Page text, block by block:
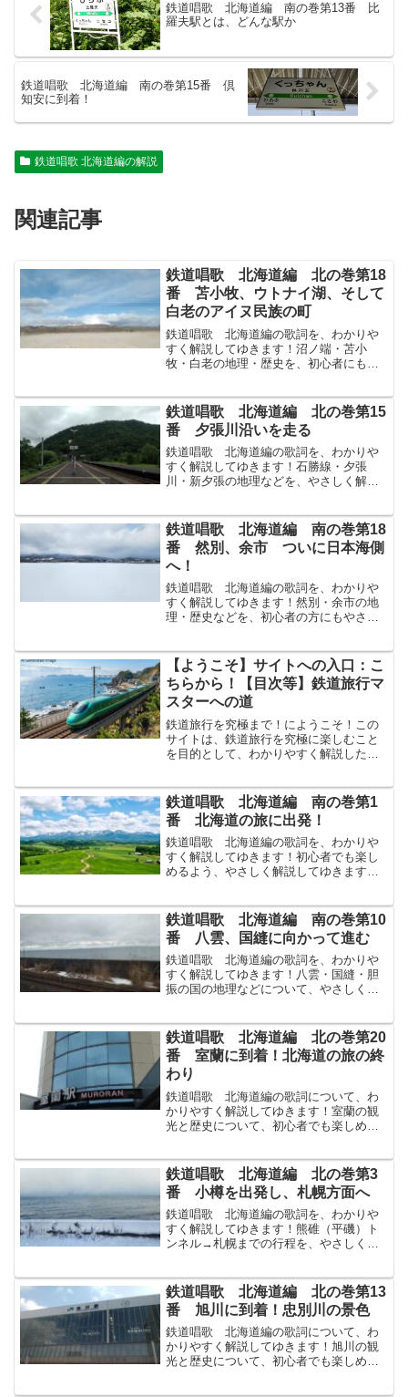
鉄道唱歌 北海道編 南の巻第13番 比
羅夫駅とは、どんな駅か
鉄道唱歌 北海道編 南の巻第15番 倶
知安に到着！
鉄道唱歌 北海道編の解説
関連記事
鉄道唱歌 北海道編 北の巻第18
番 苫小牧、ウトナイ湖、そして
白老のアイヌ民族の町
鉄道唱歌 北海道編の歌詞を、わかりや
すく解説してゆきます！沼ノ端・苫小
牧・白老の地理・歴史を、初心者にもや
た鰯いわしの取とるゝ苫小牧とまこまい
降ふり積つむ雪ゆきの白老...
鉄道唱歌 北海道編 北の巻第15
番 夕張川沿いを走る
鉄道唱歌 北海道編の歌詞を、わかりや
すく解説してゆきます！石勝線・夕張
川・新夕張の地理などを、やさしく解説
うばりがわの夕ゆうげしき名所めいしょ
は河端かわばた瀧たきの上...
鉄道唱歌 北海道編 南の巻第18
番 然別、余市 ついに日本海側
へ！
鉄道唱歌 北海道編の歌詞を、わかりや
すく解説してゆきます！然別・余市の地
理・歴史などを、初心者の方にもやさし
林檎りんごの實みのる餘市よいち村むら
夕風ゆうかぜさむく秋あ...
【ようこそ】サイトへの入口：こ
ちらから！【目次等】鉄道旅行マ
スターへの道
鉄道旅行を究極まで！にようこそ！この
サイトは、鉄道旅行を究極に楽しむこと
を目的として、わかりやすく解説したサ
流とは？パンタグラフとは？VVVFインバ
ータとは？鉄道のモー...
鉄道唱歌 北海道編 南の巻第1
番 北海道の旅に出発！
鉄道唱歌 北海道編の歌詞を、わかりや
すく解説してゆきます！初心者でも楽し
めるよう、やさしく解説してゆきます！↓
圍かこまれてわが帝国ていこくの無盡庫
むじんこと世よに名なざ...
鉄道唱歌 北海道編 南の巻第10
番 八雲、国縫に向かって進む
鉄道唱歌 北海道編の歌詞を、わかりや
すく解説してゆきます！八雲・国縫・胆
振の国の地理などについて、やさしく解
振いぶりの國境くにざかい八雲やくもに
續つづく國縫くんぬいは...
鉄道唱歌 北海道編 北の巻第20
番 室蘭に到着！北海道の旅の終
わり
鉄道唱歌 北海道編の歌詞について、わ
かりやすく解説してゆきます！室蘭の観
光と歴史について、初心者でも楽しめる
はや室蘭むろらんに着つきにけり青森あ
おもりまでは海うみ一ひと...
鉄道唱歌 北海道編 北の巻第3
番 小樽を出発し、札幌方面へ
鉄道唱歌 北海道編の歌詞を、わかりや
すく解説してゆきます！熊碓（平磯）ト
ンネル→札幌までの行程を、やさしく解
でゝ廣々ひろびろと 北に見渡みわたす
日本海にほんかい末すえ...
鉄道唱歌 北海道編 北の巻第13
番 旭川に到着！忠別川の景色
鉄道唱歌 北海道編の歌詞について、わ
かりやすく解説してゆきます！旭川の観
光と歴史について、初心者でも楽しめる